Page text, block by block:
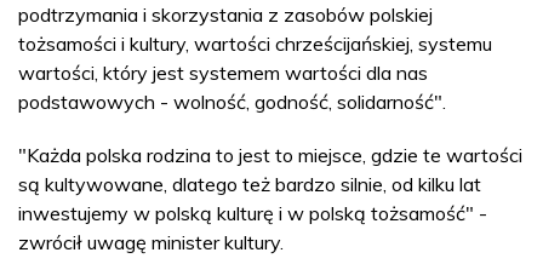
podtrzymania i skorzystania z zasobów polskiej
tożsamości i kultury, wartości chrześcijańskiej, systemu
wartości, który jest systemem wartości dla nas
podstawowych - wolność, godność, solidarność".
"Każda polska rodzina to jest to miejsce, gdzie te wartości
są kultywowane, dlatego też bardzo silnie, od kilku lat
inwestujemy w polską kulturę i w polską tożsamość" -
zwrócił uwagę minister kultury.